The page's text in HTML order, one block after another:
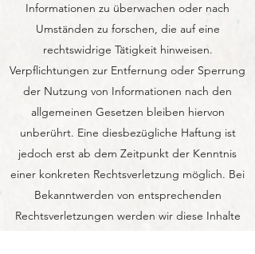
Informationen zu überwachen oder nach
Umständen zu forschen, die auf eine
rechtswidrige Tätigkeit hinweisen.
Verpflichtungen zur Entfernung oder Sperrung
der Nutzung von Informationen nach den
allgemeinen Gesetzen bleiben hiervon
unberührt. Eine diesbezügliche Haftung ist
jedoch erst ab dem Zeitpunkt der Kenntnis
einer konkreten Rechtsverletzung möglich. Bei
Bekanntwerden von entsprechenden
Rechtsverletzungen werden wir diese Inhalte